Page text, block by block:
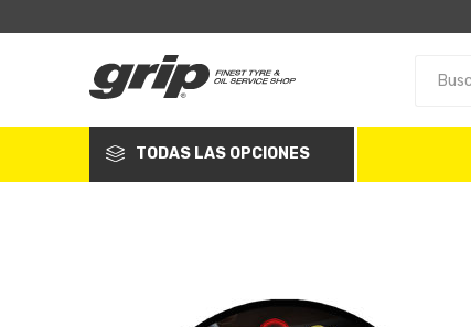
TODAS LAS OPCIONES